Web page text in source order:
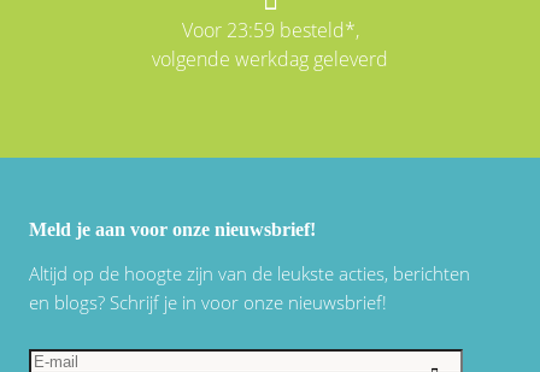
Voor 23:59 besteld*,
volgende werkdag geleverd
Meld je aan voor onze nieuwsbrief!
Altijd op de hoogte zijn van de leukste acties, berichten
en blogs? Schrijf je in voor onze nieuwsbrief!